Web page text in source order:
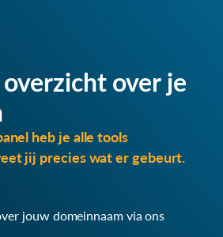
over je
heb je alle tools
jij precies wat er gebeurt.
jouw domeinnaam via ons